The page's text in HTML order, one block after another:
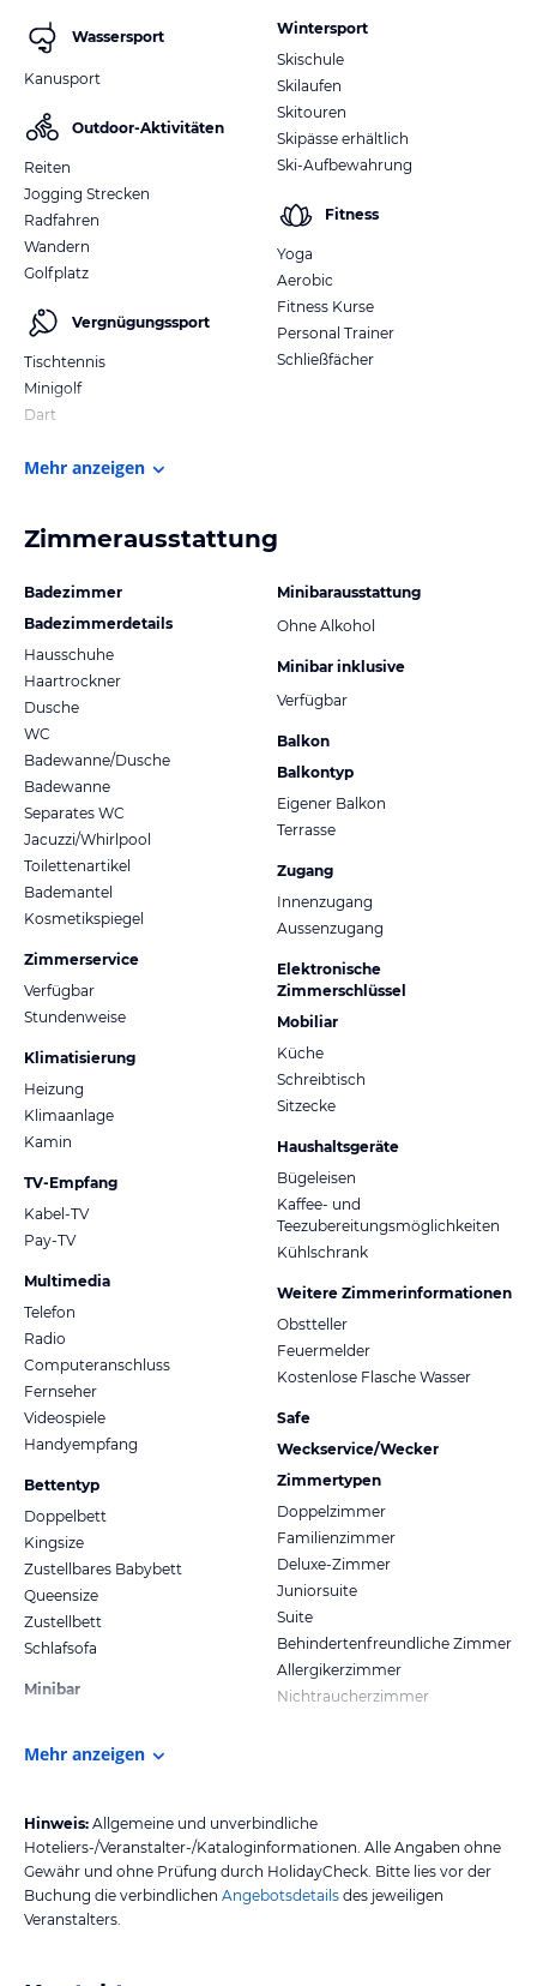
Wassersport
Kanusport
Outdoor-Aktivitäten
Reiten
Jogging Strecken
Radfahren
Wandern
Golfplatz
Vergnügungssport
Tischtennis
Minigolf
Dart
Wintersport
Skischule
Skilaufen
Skitouren
Skipässe erhältlich
Ski-Aufbewahrung
Fitness
Yoga
Aerobic
Fitness Kurse
Personal Trainer
Schließfächer
Mehr anzeigen
Zimmerausstattung
Badezimmer
Badezimmerdetails
Hausschuhe
Haartrockner
Dusche
WC
Badewanne/Dusche
Badewanne
Separates WC
Jacuzzi/Whirlpool
Toilettenartikel
Bademantel
Kosmetikspiegel
Zimmerservice
Verfügbar
Stundenweise
Klimatisierung
Heizung
Klimaanlage
Kamin
TV-Empfang
Kabel-TV
Pay-TV
Multimedia
Telefon
Radio
Computeranschluss
Fernseher
Videospiele
Handyempfang
Bettentyp
Doppelbett
Kingsize
Zustellbares Babybett
Queensize
Zustellbett
Schlafsofa
Minibar
Minibarausstattung
Ohne Alkohol
Minibar inklusive
Verfügbar
Balkon
Balkontyp
Eigener Balkon
Terrasse
Zugang
Innenzugang
Aussenzugang
Elektronische
Zimmerschlüssel
Mobiliar
Küche
Schreibtisch
Sitzecke
Haushaltsgeräte
Bügeleisen
Kaffee- und
Teezubereitungsmöglichkeiten
Kühlschrank
Weitere Zimmerinformationen
Obstteller
Feuermelder
Kostenlose Flasche Wasser
Safe
Weckservice/Wecker
Zimmertypen
Doppelzimmer
Familienzimmer
Deluxe-Zimmer
Juniorsuite
Suite
Behindertenfreundliche Zimmer
Allergikerzimmer
Nichtraucherzimmer
Mehr anzeigen
Hinweis: Allgemeine und unverbindliche
Hoteliers-/Veranstalter-/Kataloginformationen. Alle Angaben ohne
Gewähr und ohne Prüfung durch HolidayCheck. Bitte lies vor der
Buchung die verbindlichen Angebotsdetails des jeweiligen
Veranstalters.